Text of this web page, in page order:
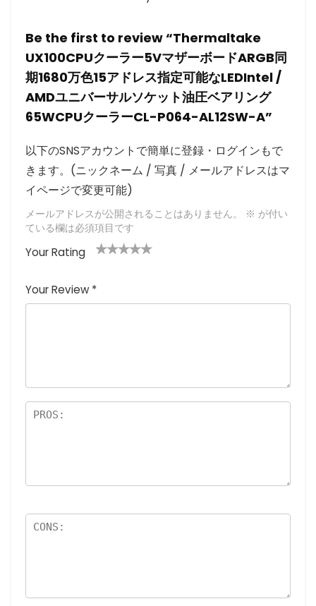
Be the first to review “Thermaltake
UX100CPUクーラー5VマザーボードARGB同
期1680万色15アドレス指定可能なLEDIntel /
AMDユニバーサルソケット油圧ベアリング
65WCPUクーラーCL-P064-AL12SW-A”
以下のSNSアカウントで簡単に登録・ログインもで
きます。(ニックネーム / 写真 / メールアドレスはマ
イページで変更可能)
メールアドレスが公開されることはありません。 ※ が付い
ている欄は必須項目です
Your Rating
つ
星
価
星
(最
(最高
評価:
(最高評
価: 5つ
高評価: 5
つ星)
Your Review *